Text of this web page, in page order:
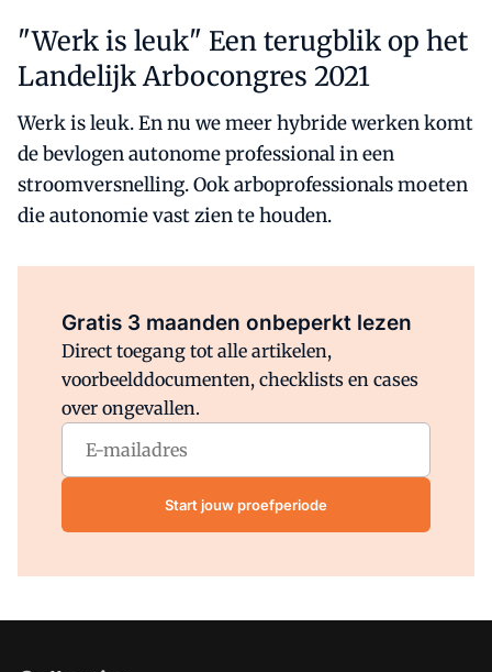
"Werk is leuk" Een terugblik op het
Landelijk Arbocongres 2021
Werk is leuk. En nu we meer hybride werken komt
de bevlogen autonome professional in een
stroomversnelling. Ook arboprofessionals moeten
die autonomie vast zien te houden.
Gratis 3 maanden onbeperkt lezen
Direct toegang tot alle artikelen,
voorbeelddocumenten, checklists en cases
over ongevallen.
Start jouw proefperiode